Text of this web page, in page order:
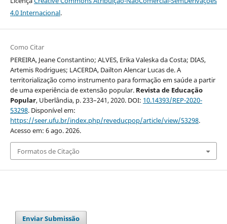
4.0 Internacional.
Como Citar
PEREIRA, Jeane Constantino; ALVES, Erika Valeska da Costa; DIAS,
Artemis Rodrigues; LACERDA, Dailton Alencar Lucas de. A
territorialização como instrumento para formação em saúde a partir
de uma experiência de extensão popular. Revista de Educação
Popular, Uberlândia, p. 233–241, 2020. DOI: 10.14393/REP-2020-
53298. Disponível em:
https://seer.ufu.br/index.php/reveducpop/article/view/53298.
Acesso em: 6 ago. 2026.
Formatos de Citação
Enviar Submissão